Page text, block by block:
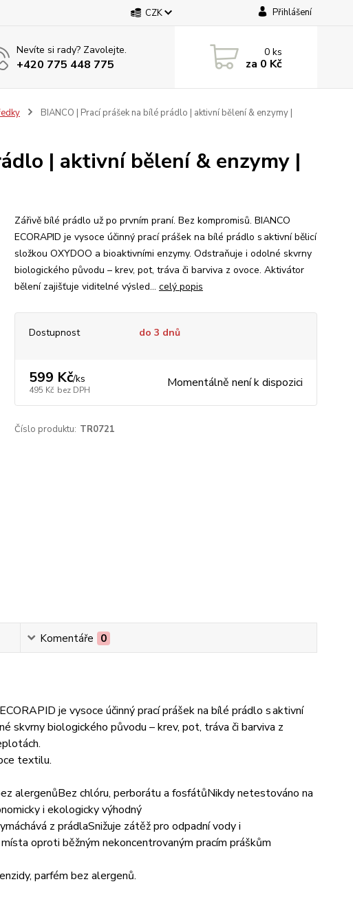
CZK Přihlášení
Nevíte si rady? Zavolejte.
+420 775 448 775
0ks
za 0 Kč
BIANCO | Prací prášek na bílé prádlo | aktivní bělení & enzymy |
| aktivní bělení & enzymy |
Zářivě bílé prádlo už po prvním praní. Bez kompromisů. BIANCO
ECORAPID je vysoce účinný prací prášek na bílé prádlo s aktivní bělicí
složkou OXYDOO a bioaktivními enzymy. Odstraňuje i odolné skvrny
biologického původu – krev, pot, tráva či barviva z ovoce. Aktivátor
bělení zajišťuje viditelné výsled... celý popis
Dostupnost do 3 dnů
599 Kč/ks
495 Kč bez DPH Momentálně není k dispozici
Číslo produktu: TR0721
Komentáře 0
je vysoce účinný prací prášek na bílé prádlo s aktivní
skvrny biologického původu – krev, pot, tráva či barviva z
textilu.
alergenůBez chlóru, perborátu a fosfátůNikdy netestováno na
i ekologicky výhodný
z prádlaSnižuje zátěž pro odpadní vody i
oproti běžným nekoncentrovaným pracím práškům
parfém bez alergenů.